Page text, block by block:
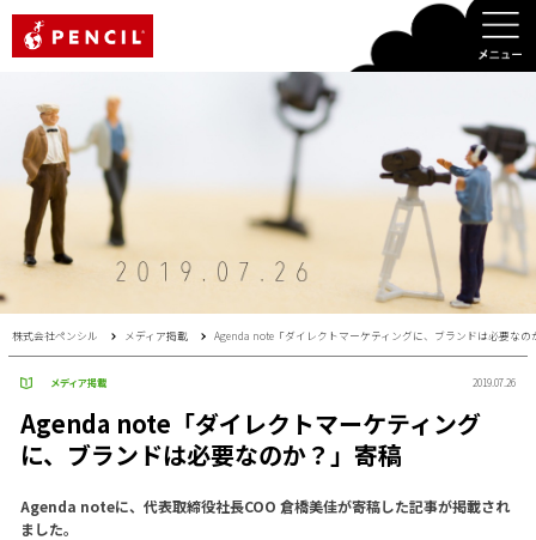
株式会社ペンシル メディア掲載 Agenda note「ダイレクトマーケティングに、ブランドは必要なの
メディア掲載 2019.07.26
Agenda note「ダイレクトマーケティング
に、ブランドは必要なのか？」寄稿
Agenda noteに、代表取締役社長COO 倉橋美佳が寄稿した記事が掲載され
ました。